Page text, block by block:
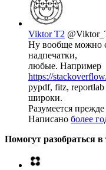
Viktor T2
Ну вообще можно
надпечатки,
любые. Например
https://
pypdf, fitz,
широки.
Разумеется
Написано более
Помогут разобраться в